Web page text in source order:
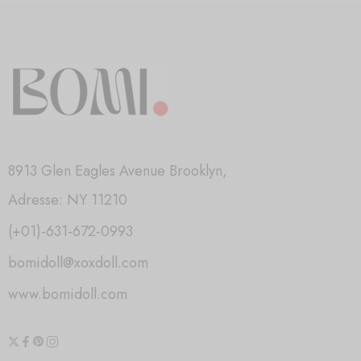
8913 Glen Eagles Avenue Brooklyn,
Adresse: NY 11210
(+01)-631-672-0993
bomidoll@xoxdoll.com
www.bomidoll.com